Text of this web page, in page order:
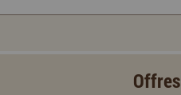
Offres